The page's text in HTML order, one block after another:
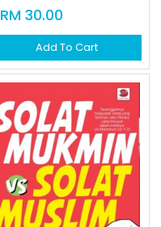
RM 30.00
Add To Cart